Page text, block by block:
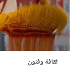
ثقافة وفنون